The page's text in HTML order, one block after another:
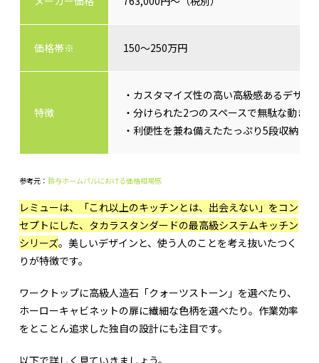
価格帯※ 150～250万円
特徴
・カスタマイズ性の高い高級感あるデザイ
・分けられた2つのスペースで無駄な動き
・利便性を兼ね備えたたっぷり5段収納
参考元： 鈴与ホームパルにおける価格相場感
レミューは、「これ以上のキッチンとは、出会えない」をコン
セプトにした、タカラスタンダードの最高級システムキッチン
シリーズ。美しいデザインと、使う人のことを考え抜いたつく
りが特徴です。
ワークトップに高級人造石「クォーツストーン」を選べたり、
ホーローキャビネットの扉に繊細な色柄を選べたり。作業効率
をとことん追求した独自の設計にも注目です。
以下で詳しく見ていきましょう。